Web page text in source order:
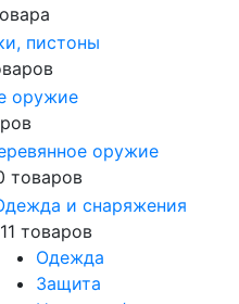
пистоны
оружие
оружие
товаров
и снаряжения
товаров
Одежда
Защита